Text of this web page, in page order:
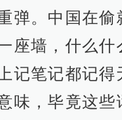
弹。中国在偷
座墙，什么什
记笔记都记得
味，毕竟这些